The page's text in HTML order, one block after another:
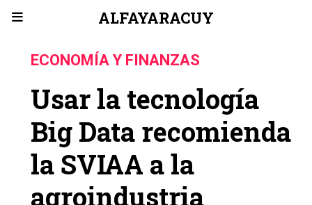
ALFAYARACUY
Usar la tecnología
Big Data recomienda
la SVIAA a la
agroindustria
ECONOMÍA Y FINANZAS